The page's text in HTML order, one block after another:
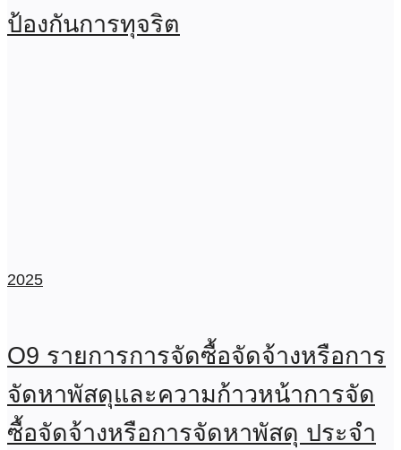
ป้องกันการทุจริต
2025
O9 รายการการจัดซื้อจัดจ้างหรือการ
จัดหาพัสดุและความก้าวหน้าการจัด
ซื้อจัดจ้างหรือการจัดหาพัสดุ ประจำ